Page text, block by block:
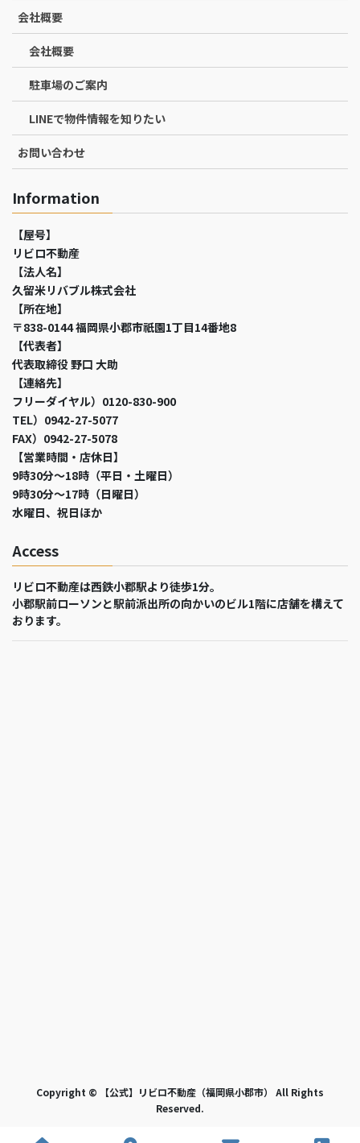
会社概要
会社概要
駐車場のご案内
LINEで物件情報を知りたい
お問い合わせ
Information
【屋号】
リビロ不動産
【法人名】
久留米リバブル株式会社
【所在地】
〒838-0144 福岡県小郡市祇園1丁目14番地8
【代表者】
代表取締役 野口 大助
【連絡先】
フリーダイヤル）0120-830-900
TEL）0942-27-5077
FAX）0942-27-5078
【営業時間・店休日】
9時30分～18時（平日・土曜日）
9時30分～17時（日曜日）
水曜日、祝日ほか
Access
リビロ不動産は西鉄小郡駅より徒歩1分。
小郡駅前ローソンと駅前派出所の向かいのビル1階に店舗を構えて
おります。
Copyright © 【公式】リビロ不動産（福岡県小郡市） All Rights
Reserved.